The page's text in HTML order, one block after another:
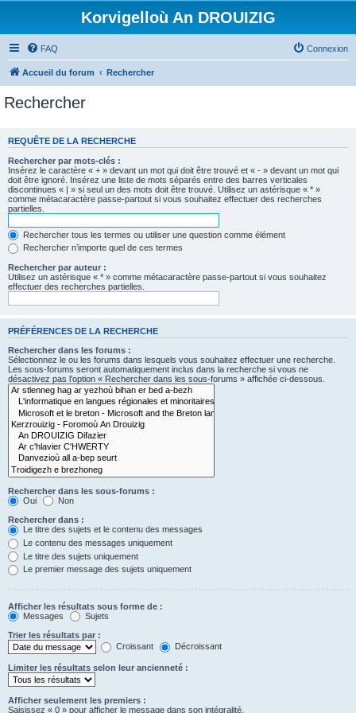
Korvigelloù An DROUIZIG
FAQ Connexion
Accueil du forum Rechercher
Rechercher
REQUÊTE DE LA RECHERCHE
Rechercher par mots-clés :
Insérez le caractère « + » devant un mot qui doit être trouvé et « - » devant un mot qui
doit être ignoré. Insérez une liste de mots séparés entre des barres verticales
discontinues « | » si seul un des mots doit être trouvé. Utilisez un astérisque « * »
comme métacaractère passe-partout si vous souhaitez effectuer des recherches
partielles.
Rechercher tous les termes ou utiliser une question comme élément
Rechercher n’importe quel de ces termes
Rechercher par auteur :
Utilisez un astérisque « * » comme métacaractère passe-partout si vous souhaitez
effectuer des recherches partielles.
PRÉFÉRENCES DE LA RECHERCHE
Rechercher dans les forums :
Sélectionnez le ou les forums dans lesquels vous souhaitez effectuer une recherche.
Les sous-forums seront automatiquement inclus dans la recherche si vous ne
désactivez pas l’option « Rechercher dans les sous-forums » affichée ci-dessous.
Rechercher dans les sous-forums :
Oui
Non
Rechercher dans :
Le titre des sujets et le contenu des messages
Le contenu des messages uniquement
Le titre des sujets uniquement
Le premier message des sujets uniquement
Afficher les résultats sous forme de :
Messages
Sujets
Trier les résultats par :
Croissant
Décroissant
Limiter les résultats selon leur ancienneté :
Afficher seulement les premiers :
Saisissez « 0 » pour afficher le message dans son intégralité.